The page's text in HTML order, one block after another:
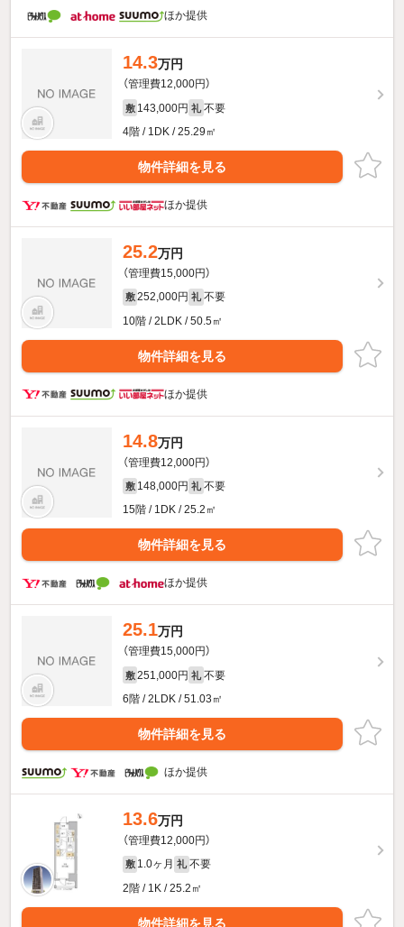
ほか提供
14.3万円
（管理費12,000円）
敷 143,000円 礼 不要
4階 / 1DK / 25.29㎡
物件詳細を見る
ほか提供
25.2万円
（管理費15,000円）
敷 252,000円 礼 不要
10階 / 2LDK / 50.5㎡
物件詳細を見る
ほか提供
14.8万円
（管理費12,000円）
敷 148,000円 礼 不要
15階 / 1DK / 25.2㎡
物件詳細を見る
ほか提供
25.1万円
（管理費15,000円）
敷 251,000円 礼 不要
6階 / 2LDK / 51.03㎡
物件詳細を見る
ほか提供
13.6万円
（管理費12,000円）
敷 1.0ヶ月 礼 不要
2階 / 1K / 25.2㎡
物件詳細を見る